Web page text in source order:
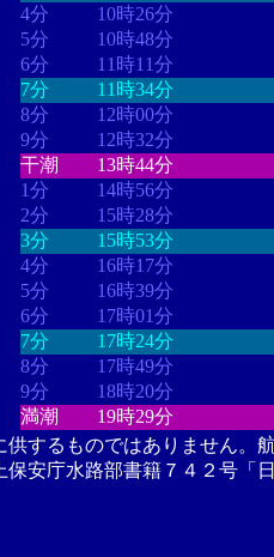
4分
10時26分
5分
10時48分
6分
11時11分
7分
11時34分
8分
12時00分
9分
12時32分
干潮
13時44分
1分
14時56分
2分
15時28分
3分
15時53分
4分
16時17分
5分
16時39分
6分
17時01分
7分
17時24分
8分
17時49分
9分
18時20分
満潮
19時29分
供するものではありません。
安庁水路部書籍７４２号「